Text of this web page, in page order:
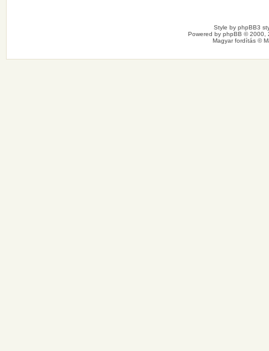
Style by phpBB3
Powered by phpBB © 2000,
Magyar fordítás ©